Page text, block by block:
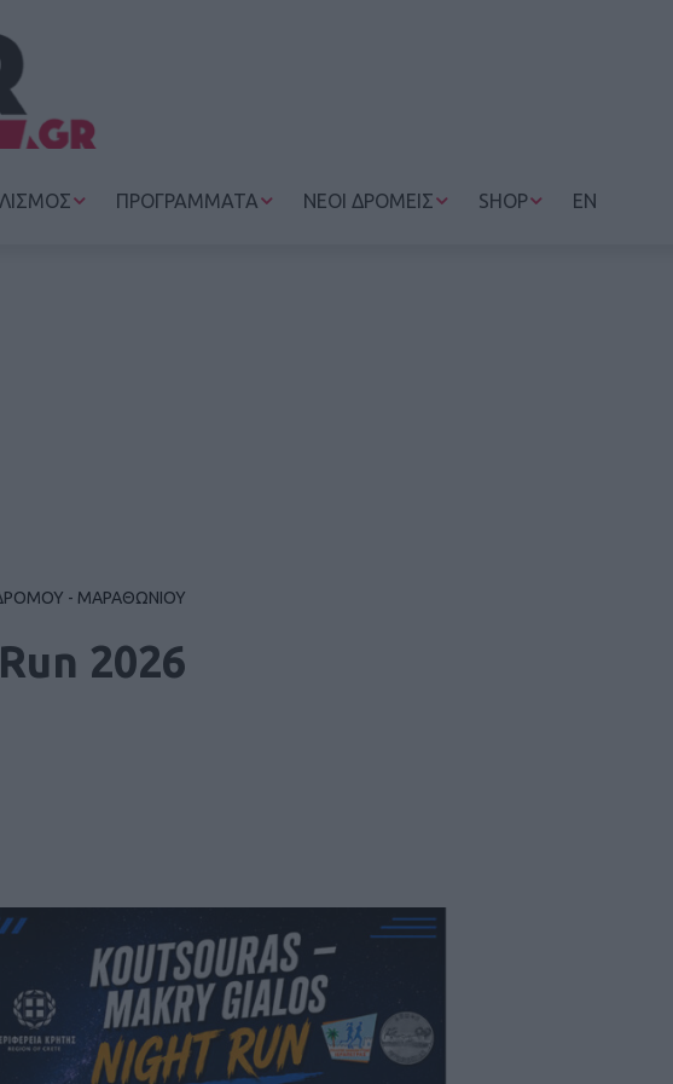
ΠΡΟΓΡΑΜΜΑΤΑ ΝΕΟΙ ΔΡΟΜΕΙΣ SHOP EN
- ΜΑΡΑΘΩΝΙΟΥ
2026